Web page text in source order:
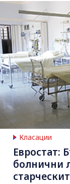
Класации
Евростат:
болнични